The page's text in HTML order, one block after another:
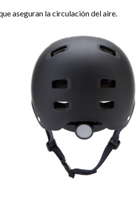
aseguran la circulación del aire.